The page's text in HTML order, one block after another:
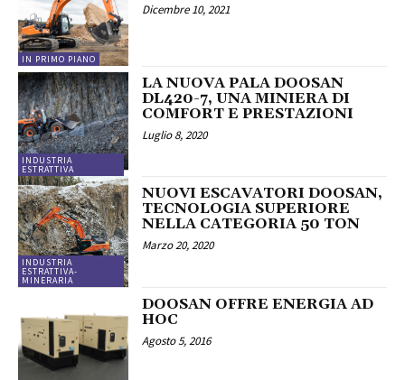
IN PRIMO PIANO
Dicembre 10, 2021
INDUSTRIA
ESTRATTIVA
LA NUOVA PALA DOOSAN
DL420-7, UNA MINIERA DI
COMFORT E PRESTAZIONI
Luglio 8, 2020
INDUSTRIA
ESTRATTIVA-
MINERARIA
NUOVI ESCAVATORI DOOSAN,
TECNOLOGIA SUPERIORE
NELLA CATEGORIA 50 TON
Marzo 20, 2020
DOOSAN OFFRE ENERGIA AD
HOC
Agosto 5, 2016